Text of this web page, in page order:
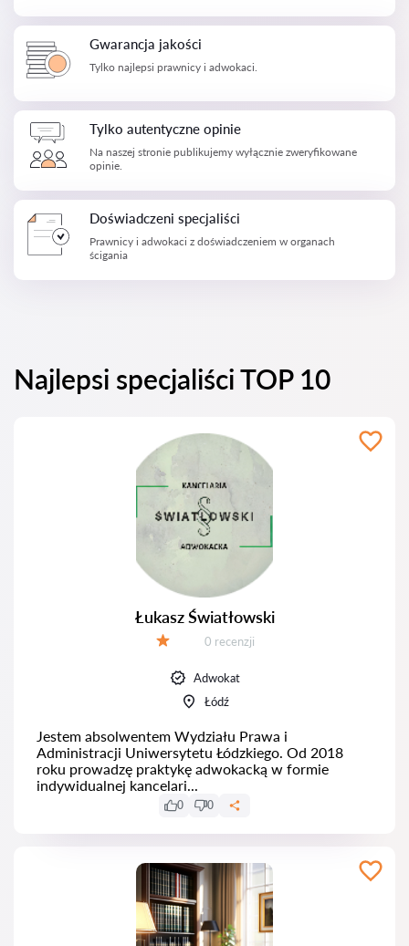
Gwarancja jakości
Tylko najlepsi prawnicy i adwokaci.
Tylko autentyczne opinie
Na naszej stronie publikujemy wyłącznie zweryfikowane
opinie.
Doświadczeni specjaliści
Prawnicy i adwokaci z doświadczeniem w organach
ścigania
Najlepsi specjaliści TOP 10
Łukasz Światłowski
Recenzji:
0 recenzji
Adwokat
Łódź
Jestem absolwentem Wydziału Prawa i
Administracji Uniwersytetu Łódzkiego. Od 2018
roku prowadzę praktykę adwokacką w formie
indywidualnej kancelari...
0 0